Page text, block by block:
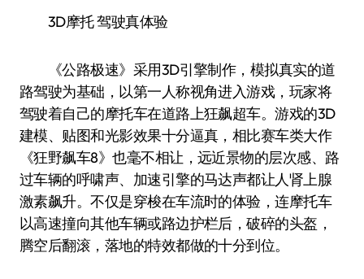
3D摩托 驾驶真体验
《公路极速》采用3D引擎制作，模拟真实的道
路驾驶为基础，以第一人称视角进入游戏，玩家将
驾驶着自己的摩托车在道路上狂飙超车。游戏的3D
建模、贴图和光影效果十分逼真，相比赛车类大作
《狂野飙车8》也毫不相让，远近景物的层次感、路
过车辆的呼啸声、加速引擎的马达声都让人肾上腺
激素飙升。不仅是穿梭在车流时的体验，连摩托车
以高速撞向其他车辆或路边护栏后，破碎的头盔，
腾空后翻滚，落地的特效都做的十分到位。